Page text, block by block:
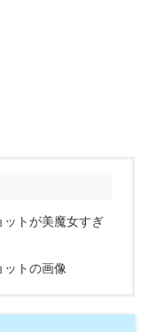
トが美魔女すぎ
ットの画像